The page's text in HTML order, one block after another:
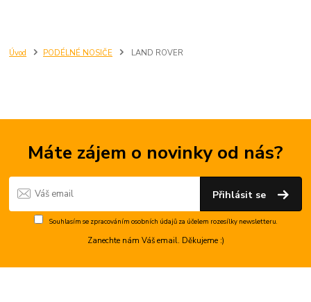
Úvod PODÉLNÉ NOSIČE LAND ROVER
Máte zájem o novinky od nás?
Přihlásit se
Souhlasím se zpracováním osobních údajůza účelem rozesílky newsletteru.
Zanechte nám Váš email. Děkujeme :)